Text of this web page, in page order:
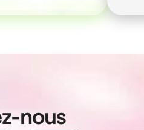
la
nous